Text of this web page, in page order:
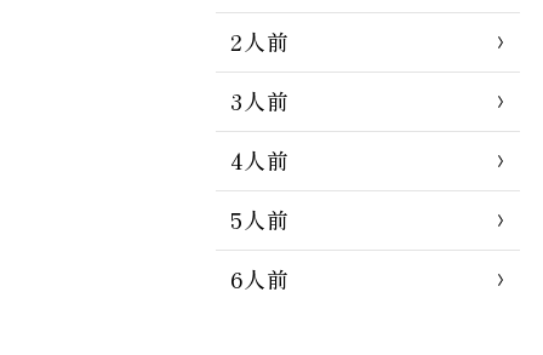
2人前
3人前
4人前
5人前
6人前